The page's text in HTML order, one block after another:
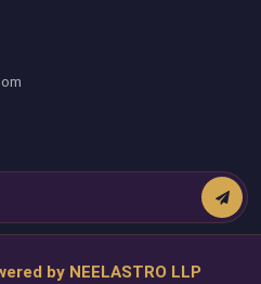
by NEELASTRO LLP